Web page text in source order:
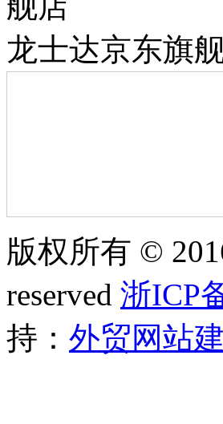
龙士达京东旗
版权所有 ©
reserved 浙ICP
持： 外贸网站